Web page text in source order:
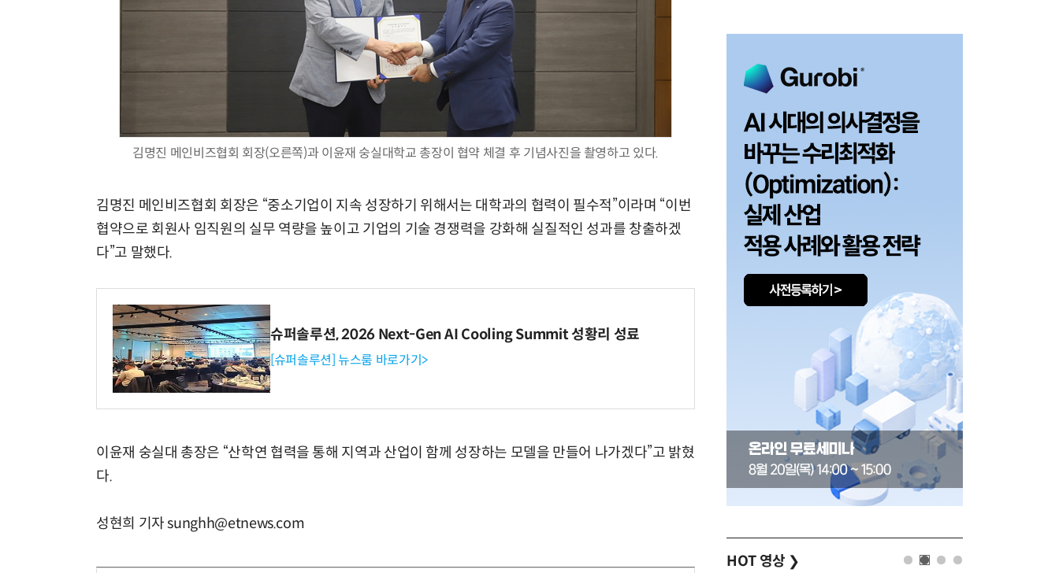
김명진 메인비즈협회 회장(오른쪽)과 이윤재 숭실대학교 총장이 협약 체결 후 기념사진을 촬영하고 있다.
김명진 메인비즈협회 회장은 “중소기업이 지속 성장하기 위해서는 대학과의 협력이 필수적”이라며 “이번
협약으로 회원사 임직원의 실무 역량을 높이고 기업의 기술 경쟁력을 강화해 실질적인 성과를 창출하겠
다”고 말했다.
슈퍼솔루션, 2026 Next-Gen AI Cooling Summit 성황리 성료
[슈퍼솔루션] 뉴스룸 바로가기>
이윤재 숭실대 총장은 “산학연 협력을 통해 지역과 산업이 함께 성장하는 모델을 만들어 나가겠다”고 밝혔
다.
성현희 기자 sunghh@etnews.com
HOT 영상 ❯